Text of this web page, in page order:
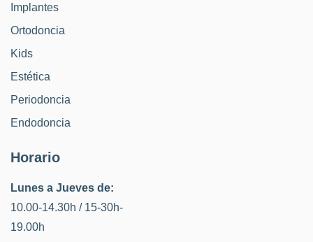
Implantes
Ortodoncia
Kids
Estética
Periodoncia
Endodoncia
Horario
Lunes a Jueves de:
10.00-14.30h / 15-30h-
19.00h